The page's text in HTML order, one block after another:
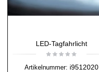
LED-Tagfahrlicht
Artikelnummer: i9512020